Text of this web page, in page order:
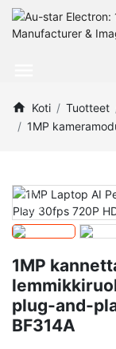
Koti Tuotteet
1MP
1MP
plug-and-
BF314A